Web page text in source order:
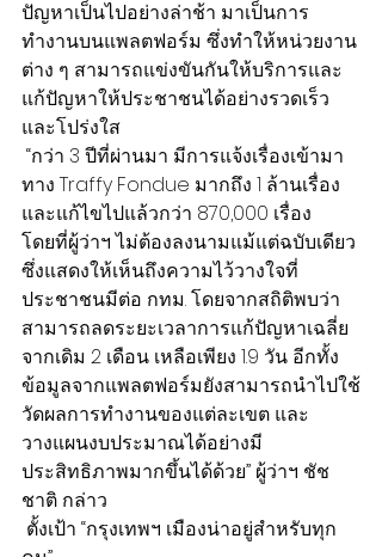
ปัญหาเป็นไปอย่างล่าช้า มาเป็นการ
ทำงานบนแพลตฟอร์ม ซึ่งทำให้หน่วยงาน
ต่าง ๆ สามารถแข่งขันกันให้บริการและ
แก้ปัญหาให้ประชาชนได้อย่างรวดเร็ว
และโปร่งใส
“กว่า 3 ปีที่ผ่านมา มีการแจ้งเรื่องเข้ามา
ทาง Traffy Fondue มากถึง 1 ล้านเรื่อง
และแก้ไขไปแล้วกว่า 870,000 เรื่อง
โดยที่ผู้ว่าฯ ไม่ต้องลงนามแม้แต่ฉบับเดียว
ซึ่งแสดงให้เห็นถึงความไว้วางใจที่
ประชาชนมีต่อ กทม. โดยจากสถิติพบว่า
สามารถลดระยะเวลาการแก้ปัญหาเฉลี่ย
จากเดิม 2 เดือน เหลือเพียง 1.9 วัน อีกทั้ง
ข้อมูลจากแพลตฟอร์มยังสามารถนำไปใช้
วัดผลการทำงานของแต่ละเขต และ
วางแผนงบประมาณได้อย่างมี
ประสิทธิภาพมากขึ้นได้ด้วย” ผู้ว่าฯ ชัช
ชาติ กล่าว
ตั้งเป้า “กรุงเทพฯ เมืองน่าอยู่สำหรับทุก